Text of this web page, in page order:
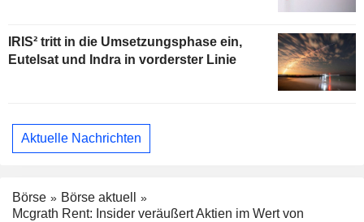
IRIS² tritt in die Umsetzungsphase ein,
Eutelsat und Indra in vorderster Linie
Aktuelle Nachrichten
Börse
Börse aktuell
Mcgrath Rent: Insider veräußert Aktien im Wert von